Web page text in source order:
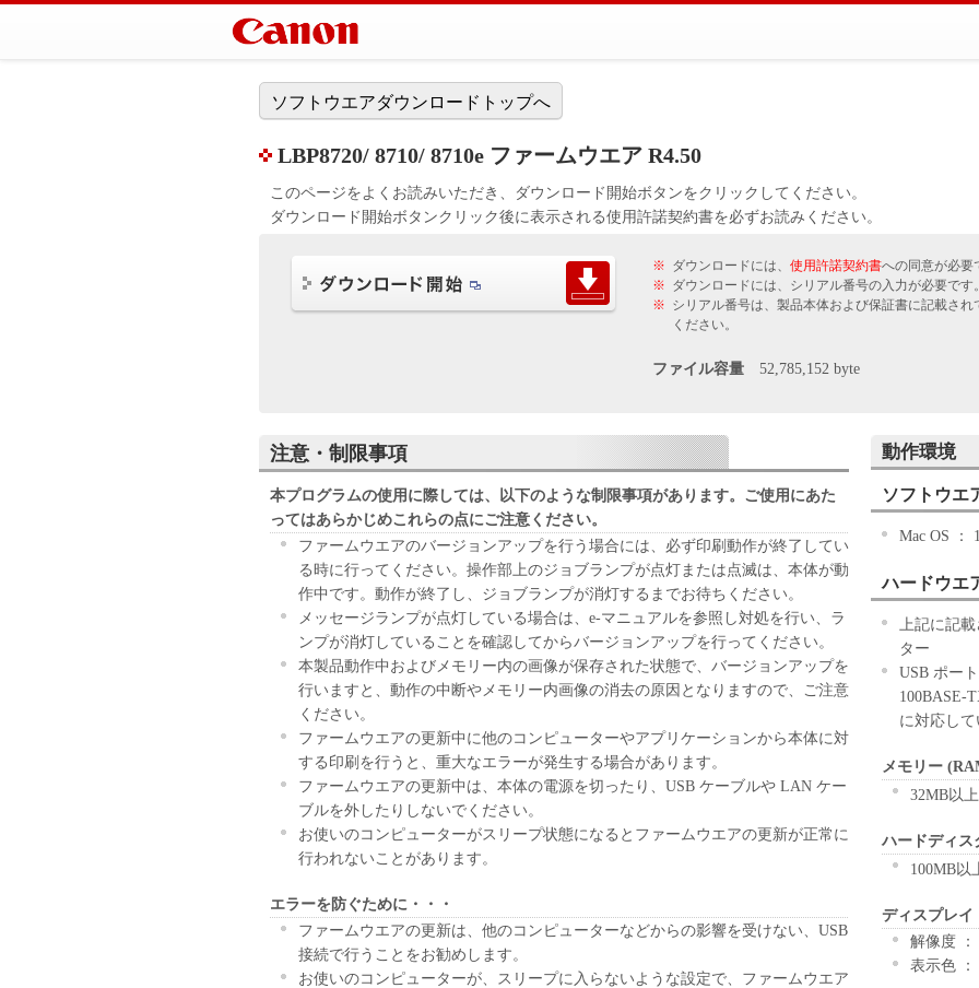
ソフトウエアダウンロードトップへ
LBP8720/ 8710/ 8710e ファームウエア R4.50
このページをよくお読みいただき、ダウンロード開始ボタンをクリックしてください。
ダウンロード開始ボタンクリック後に表示される使用許諾契約書を必ずお読みください。
※ ダウンロードには、 使用許諾契約書への同意が必要
※ ダウンロードには、シリアル番号の入力が必要です。
※ シリアル番号は、製品本体および保証書に記載さ
ください。
ファイル容量 52,785,152 byte
注意・制限事項
本プログラムの使用に際しては、以下のような制限事項があります。ご使用にあた
ってはあらかじめこれらの点にご注意ください。
ファームウエアのバージョンアップを行う場合には、必ず印刷動作が終了してい
る時に行ってください。操作部上のジョブランプが点灯または点滅は、本体が動
作中です。動作が終了し、ジョブランプが消灯するまでお待ちください。
メッセージランプが点灯している場合は、e-マニュアルを参照し対処を行い、ラ
ンプが消灯していることを確認してからバージョンアップを行ってください。
本製品動作中およびメモリー内の画像が保存された状態で、バージョンアップを
行いますと、動作の中断やメモリー内画像の消去の原因となりますので、ご注意
ください。
ファームウエアの更新中に他のコンピューターやアプリケーションから本体に対
する印刷を行うと、重大なエラーが発生する場合があります。
ファームウエアの更新中は、本体の電源を切ったり、USB ケーブルや LAN ケー
ブルを外したりしないでください。
お使いのコンピューターがスリープ状態になるとファームウエアの更新が正常に
行われないことがあります。
エラーを防ぐために・・・
ファームウエアの更新は、他のコンピューターなどからの影響を受けない、USB
接続で行うことをお勧めします。
お使いのコンピューターが、スリープに入らないような設定で、ファームウエア
動作環境
ソフトウエ
Mac OS ：
ハードウエ
上記に記
ター
USB ポー
100BASE-
に対応し
メモリー
32MB以上
ハードディス
100MB以
ディスプレイ
解像度 ：
表示色 ：